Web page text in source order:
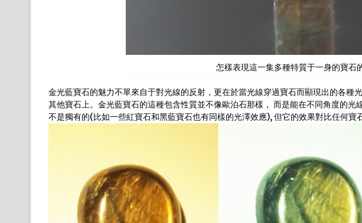
怎樣表現這一集多種特質于一身的寶石
金光藍寶石的魅力不單來自于對光線的反射，更在於當光線穿過寶石而顯現出的各種
其他寶石上。金光藍寶石的這種包含性質並不像歐泊石那樣， 而是能在不同角度的
不是獨有的(比如一些紅寶石和黑藍寶石也有同樣的光澤效應), 但它的效果對比任何寶